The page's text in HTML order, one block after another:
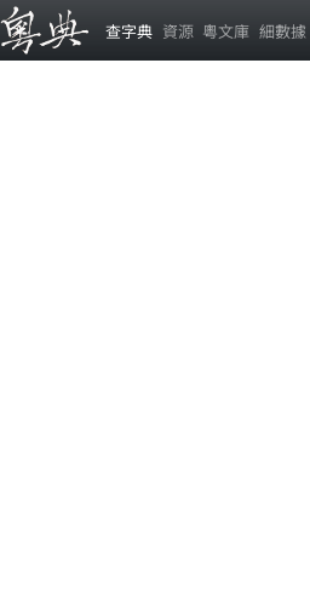
查字典 資源 粵文庫 細數據